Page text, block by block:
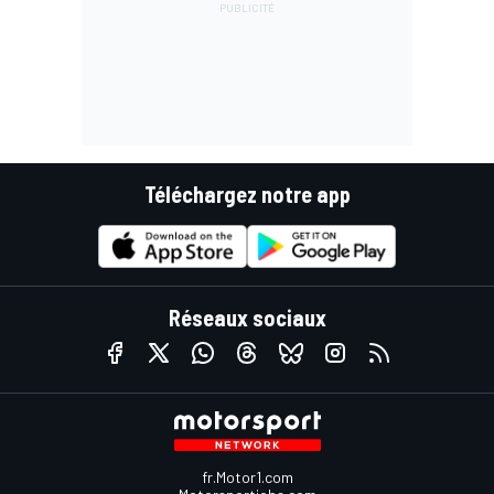
Téléchargez notre app
Réseaux sociaux
fr.Motor1.com